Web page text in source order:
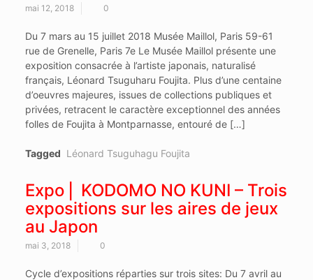
mai 12, 2018 0
Du 7 mars au 15 juillet 2018 Musée Maillol, Paris 59-61
rue de Grenelle, Paris 7e Le Musée Maillol présente une
exposition consacrée à l’artiste japonais, naturalisé
français, Léonard Tsuguharu Foujita. Plus d’une centaine
d’oeuvres majeures, issues de collections publiques et
privées, retracent le caractère exceptionnel des années
folles de Foujita à Montparnasse, entouré de […]
Tagged Léonard Tsuguhagu Foujita
Expo ⎜ KODOMO NO KUNI – Trois
expositions sur les aires de jeux
au Japon
mai 3, 2018 0
Cycle d’expositions réparties sur trois sites: Du 7 avril au